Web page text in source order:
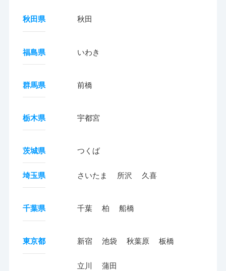
秋田県 秋田
福島県 いわき
群馬県 前橋
栃木県 宇都宮
茨城県 つくば
埼玉県 さいたま 所沢 久喜
千葉県 千葉 柏 船橋
東京都 新宿 池袋 秋葉原 板橋
立川 蒲田